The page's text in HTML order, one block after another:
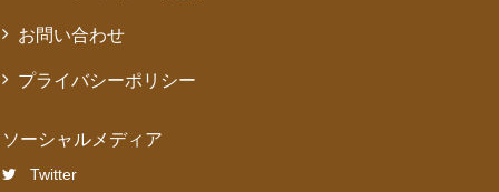
お問い合わせ
プライバシーポリシー
ソーシャルメディア
Twitter